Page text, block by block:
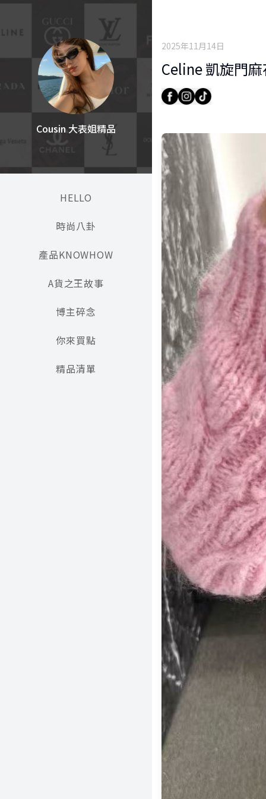
Cousin 大表姐精品
HELLO
時尚八卦
產品KNOWHOW
A貨之王故事
博主碎念
你來買點
精品清單
2025年11月14日
Celine 凱旋門